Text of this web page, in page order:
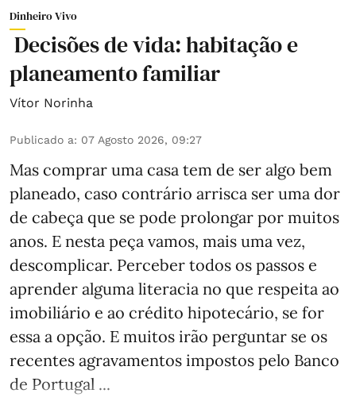
Dinheiro Vivo
Decisões de vida: habitação e
planeamento familiar
Vítor Norinha
Publicado a: 07 Agosto 2026, 09:27
Mas comprar uma casa tem de ser algo bem
planeado, caso contrário arrisca ser uma dor
de cabeça que se pode prolongar por muitos
anos. E nesta peça vamos, mais uma vez,
descomplicar. Perceber todos os passos e
aprender alguma literacia no que respeita ao
imobiliário e ao crédito hipotecário, se for
essa a opção. E muitos irão perguntar se os
recentes agravamentos impostos pelo Banco
de Portugal ...